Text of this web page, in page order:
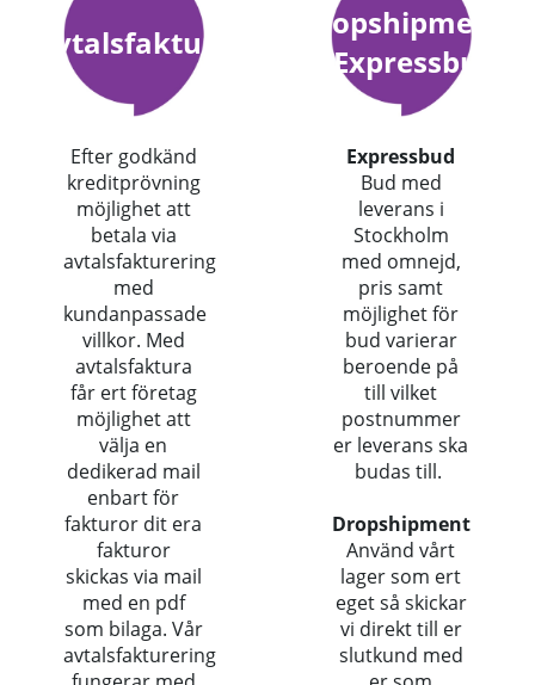
Avtalsfaktura
Dropshipment
& Expressbud
Efter godkänd
kreditprövning
möjlighet att
betala via
avtalsfakturering
med
kundanpassade
villkor. Med
avtalsfaktura
får ert företag
möjlighet att
välja en
dedikerad mail
enbart för
fakturor dit era
fakturor
skickas via mail
med en pdf
som bilaga. Vår
avtalsfakturering
Expressbud
Bud med
leverans i
Stockholm
med omnejd,
pris samt
möjlighet för
bud varierar
beroende på
till vilket
postnummer
er leverans ska
budas till.
Dropshipment
Använd vårt
lager som ert
eget så skickar
vi direkt till er
slutkund med